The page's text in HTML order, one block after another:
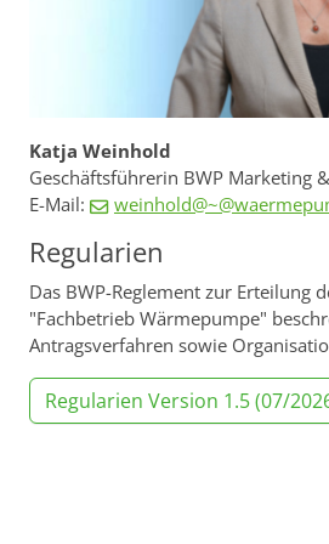
Katja Weinhold
Geschäftsführerin BWP Marketing
E-Mail:
Regularien
Das BWP-Reglement zur Erteilung
"Fachbetrieb Wärmepumpe"
Antragsverfahren sowie
Regularien Version 1.5 (07/